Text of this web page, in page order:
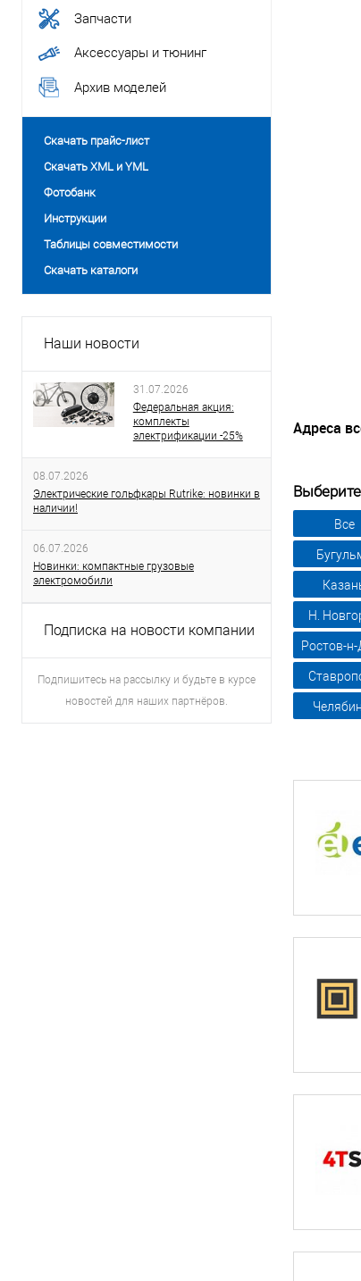
Запчасти
Аксессуары и тюнинг
Архив моделей
Скачать прайс-лист
Скачать XML и YML
Фотобанк
Инструкции
Таблицы совместимости
Скачать каталоги
Наши новости
31.07.2026
Федеральная акция:
комплекты
электрификации -25%
08.07.2026
Электрические гольфкары Rutrike: новинки в
наличии!
06.07.2026
Новинки: компактные грузовые
электромобили
Подписка на новости компании
Подпишитесь на рассылку и будьте в курсе
новостей для наших партнёров.
Адреса
Все
Н.
Ростов-